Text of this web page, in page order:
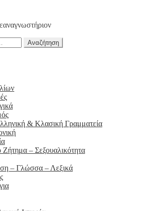
Αναζήτηση
& Κλασική Γραμματεία
Ζήτημα – Σεξουαλικότητα
– Γλώσσα – Λεξικά